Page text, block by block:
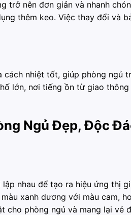
trở nên đơn giản và nhanh
thêm keo. Việc thay đổi và
nhiệt tốt, giúp phòng ngủ
lớn, nơi tiếng ồn từ giao
Ngủ Đẹp, Độc
nhau để tạo ra hiệu ứng thị
xanh dương với màu cam,
cho phòng ngủ và mang lại vẻ